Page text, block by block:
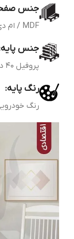
جنس
MDF / ام دی اف
جنس
پروفیل 40 در 20 سبک
رنگ پایه:
رنگ